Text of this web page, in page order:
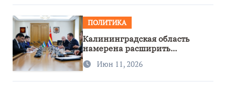
ПОЛИТИКА
Калининградская область
намерена расширить
сотрудничество с Узбекистаном
Июн 11, 2026